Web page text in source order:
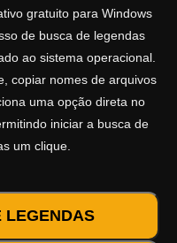
gratuito para Windows
de busca de legendas
ao sistema operacional.
copiar nomes de arquivos
uma opção direta no
iniciar a busca de
um clique.